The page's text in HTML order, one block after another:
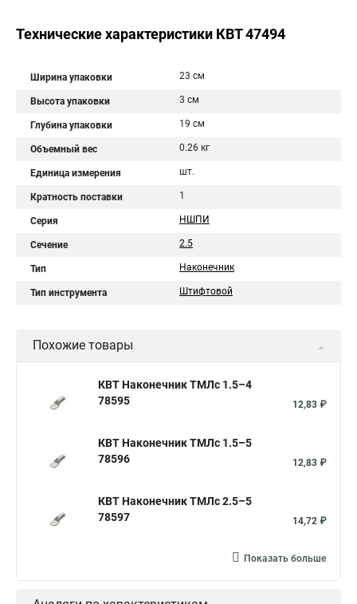
Технические характеристики КВТ 47494
Ширина упаковки 23 см
Высота упаковки 3 см
Глубина упаковки 19 см
Объемный вес 0.26 кг
Единица измерения шт.
Кратность поставки 1
Серия НШПИ
Сечение 2.5
Тип Наконечник
Тип инструмента Штифтовой
Похожие товары
КВТ Наконечник ТМЛс 1.5–4
78595
12,83 ₽
КВТ Наконечник ТМЛс 1.5–5
78596
12,83 ₽
КВТ Наконечник ТМЛс 2.5–5
78597
14,72 ₽
Показать больше